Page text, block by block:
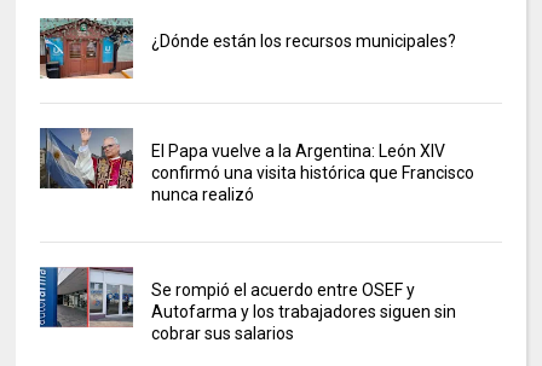
¿Dónde están los recursos municipales?
El Papa vuelve a la Argentina: León XIV
confirmó una visita histórica que Francisco
nunca realizó
Se rompió el acuerdo entre OSEF y
Autofarma y los trabajadores siguen sin
cobrar sus salarios